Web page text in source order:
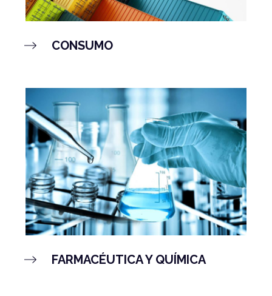
CONSUMO
FARMACÉUTICA Y QUÍMICA